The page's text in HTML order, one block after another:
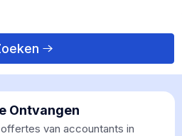
Ontvangen
van accountants in